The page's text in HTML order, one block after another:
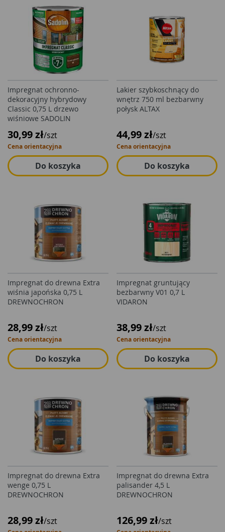
Impregnat ochronno-
dekoracyjny hybrydowy
Classic 0,75 L drzewo
wiśniowe SADOLIN
30,99 zł/szt
Cena orientacyjna
Do koszyka
Lakier szybkoschnący do
wnętrz 750 ml bezbarwny
połysk ALTAX
44,99 zł/szt
Cena orientacyjna
Do koszyka
Impregnat do drewna Extra
wiśnia japońska 0,75 L
DREWNOCHRON
28,99 zł/szt
Cena orientacyjna
Do koszyka
Impregnat gruntujący
bezbarwny V01 0,7 L
VIDARON
38,99 zł/szt
Cena orientacyjna
Do koszyka
Impregnat do drewna Extra
wenge 0,75 L
DREWNOCHRON
28,99 zł/szt
Impregnat do drewna Extra
palisander 4,5 L
DREWNOCHRON
126,99 zł/szt